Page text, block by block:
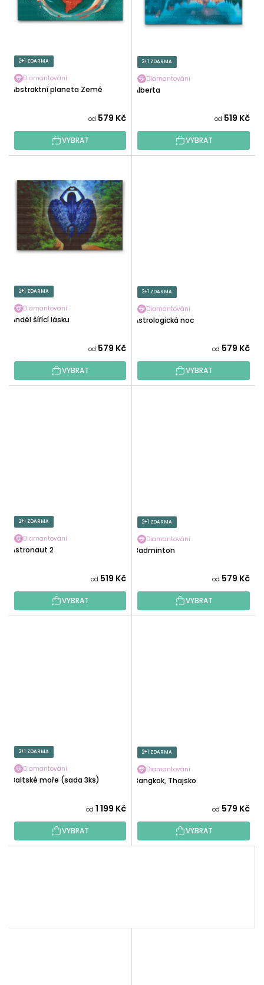
T
ŮU
K
T
2+1 ZDARMA
Diamantování
Abstraktní planeta Země
od 579 Kč
VYBRAT
2+1 ZDARMA
Diamantování
Alberta
od 519 Kč
VYBRAT
2+1 ZDARMA
Diamantování
Anděl šířící lásku
od 579 Kč
VYBRAT
2+1 ZDARMA
Diamantování
Astrologická noc
od 579 Kč
VYBRAT
2+1 ZDARMA
Diamantování
Astronaut 2
od 519 Kč
VYBRAT
2+1 ZDARMA
Diamantování
Badminton
od 579 Kč
VYBRAT
2+1 ZDARMA
Diamantování
Baltské moře (sada 3ks)
od 1 199 Kč
VYBRAT
2+1 ZDARMA
Diamantování
Bangkok, Thajsko
od 579 Kč
VYBRAT